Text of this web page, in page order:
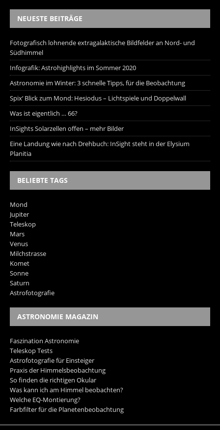
NEUESTE BEITRÄGE
Fotografisch lohnende extragalaktische Bildfelder an Nord- und
Südhimmel
Infografik: Astrohighlights im Sommer 2020
Astronomie im Winter: 3 schnelle Tipps, für die Beobachtung
Spix‘ Blick zum Mond: Hesiodus – Lichtspiele und Doppelwall
Was ist eigentlich … 66?
InSights Solarzellen offen – mehr Bilder
Eine Landung wie nach Drehbuch: InSight steht in der Elysium
Planitia
BELIEBTE TAGS
Mond
Jupiter
Teleskop
Mars
Venus
Milchstrasse
Komet
Sonne
Saturn
Astrofotografie
ASTRONOMIE MAGAZIN
Faszination Astronomie
Teleskop Tests
Astrofotografie für Einsteiger
Praxis der Himmelsbeobachtung
So finden die richtigen Okular
Was kann ich am Himmel beobachten?
Welche EQ-Montierung?
Farbfilter für die Planetenbeobachtung